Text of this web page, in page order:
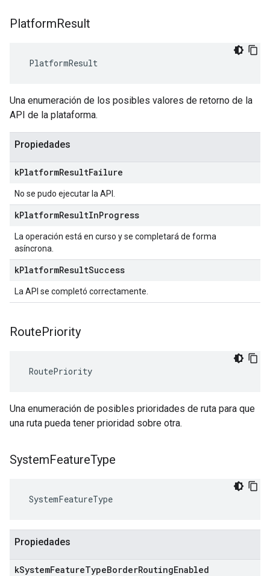
PlatformResult
PlatformResult
Una enumeración de los posibles valores de retorno de la
API de la plataforma.
Propiedades
kPlatformResultFailure
No se pudo ejecutar la API.
kPlatformResultInProgress
La operación está en curso y se completará de forma
asíncrona.
kPlatformResultSuccess
La API se completó correctamente.
RoutePriority
RoutePriority
Una enumeración de posibles prioridades de ruta para que
una ruta pueda tener prioridad sobre otra.
SystemFeatureType
SystemFeatureType
Propiedades
kSystemFeatureTypeBorderRoutingEnabled